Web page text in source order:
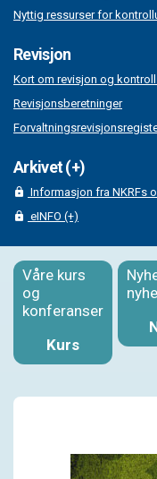
Nyttig ressurser for
Revisjon
Kort om revisjon og
Revisjonsberetninger
Arkivet (+)
Informasjon fra NKRFs
eINFO (+)
Våre kurs
og
konferanser
Kurs